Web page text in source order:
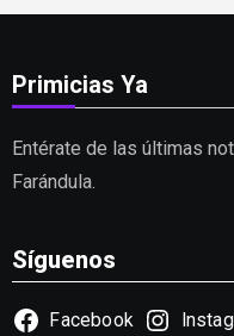
Primicias Ya
Entérate de las últimas
Farándula.
Síguenos
Facebook